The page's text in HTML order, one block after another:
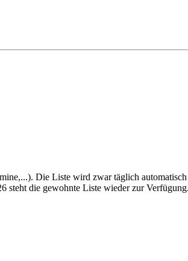
Die Liste wird zwar täglich
steht die gewohnte Liste wieder zur Verfügung.